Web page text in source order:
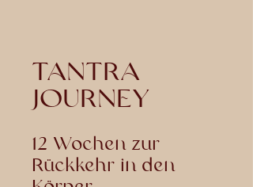
TANTRA
JOURNEY
12 Wochen zur
Rückkehr in den